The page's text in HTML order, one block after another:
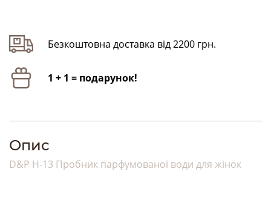
Безкоштовна доставка від 2200 грн.
1 + 1 = подарунок!
Опис
D&P H-13 Пробник парфумованої води для жінок